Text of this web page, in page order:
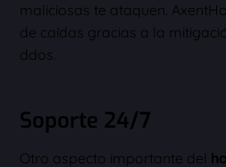
maliciosas te ataquen.
de caídas gracias a la
ddos.
Soporte 24/7
Otro aspecto importante del